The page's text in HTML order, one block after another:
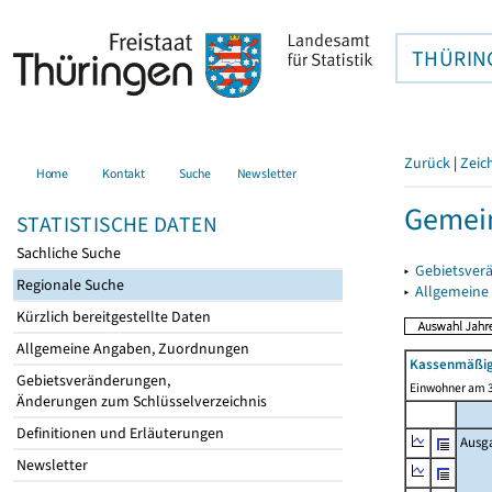
Home Kontakt Suche Newsletter
STATISTISCHE DATEN
Sachliche Suche
Regionale Suche
Kürzlich bereitgestellte Daten
Allgemeine Angaben, Zuordnungen
Gebietsveränderungen,
Änderungen zum Schlüsselverzeichnis
Definitionen und Erläuterungen
Newsletter
Zurück |
▸
▸
Einwohner am